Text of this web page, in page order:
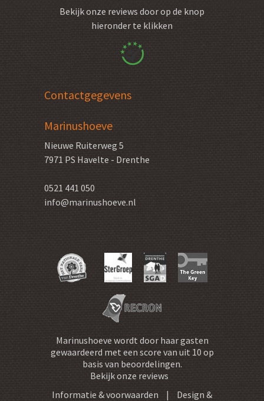
Bekijk onze reviews door op de knop
hieronder te klikken
Contactgegevens
Marinushoeve
Nieuwe Ruiterweg 5
7971 PS Havelte - Drenthe
0521 441 050
info@marinushoeve.nl
Marinushoeve wordt door haar gasten
gewaardeerd met een score van uit 10 op
basis van beoordelingen.
Bekijk onze reviews
Informatie & voorwaarden
| Design &